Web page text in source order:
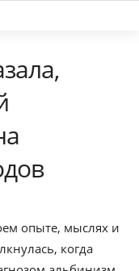
опыте, мыслях и
когда